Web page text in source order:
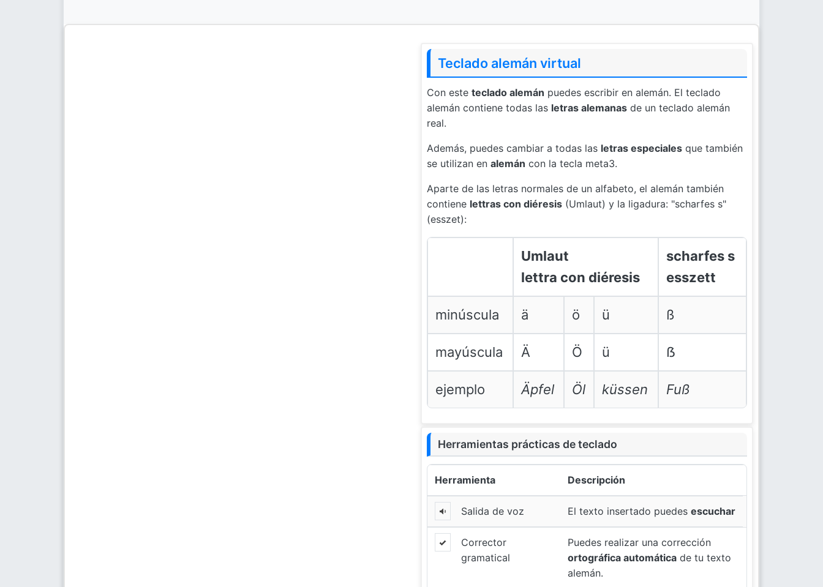
Teclado alemán virtual
Con este teclado alemán puedes escribir en alemán. El teclado
alemán contiene todas las letras alemanas de un teclado alemán
real.
Además, puedes cambiar a todas las letras especiales que también
se utilizan en alemán con la tecla meta3.
Aparte de las letras normales de un alfabeto, el alemán también
contiene lettras con diéresis (Umlaut) y la ligadura: "scharfes s"
(esszet):
Umlaut
lettra con diéresis
scharfes s
esszett
minúscula ä ö ü ß
mayúscula Ä Ö ü ẞ
ejemplo Äpfel Öl küssen Fuß
Herramientas prácticas de teclado
Herramienta Descripción
Salida de voz El texto insertado puedesescuchar
Corrector
gramatical
Puedes realizar una corrección
ortográfica automática de tu texto
alemán.